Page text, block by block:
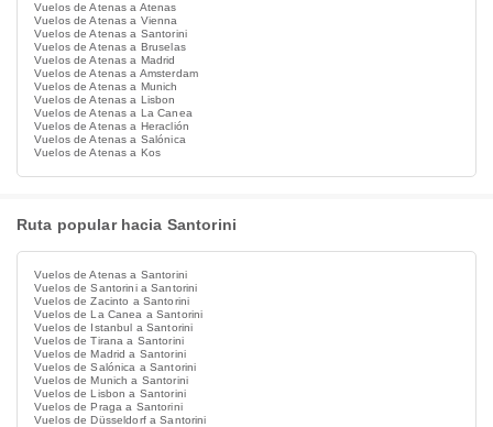
Vuelos de Atenas a Atenas
Vuelos de Atenas a Vienna
Vuelos de Atenas a Santorini
Vuelos de Atenas a Bruselas
Vuelos de Atenas a Madrid
Vuelos de Atenas a Amsterdam
Vuelos de Atenas a Munich
Vuelos de Atenas a Lisbon
Vuelos de Atenas a La Canea
Vuelos de Atenas a Heraclión
Vuelos de Atenas a Salónica
Vuelos de Atenas a Kos
Ruta popular hacia Santorini
Vuelos de Atenas a Santorini
Vuelos de Santorini a Santorini
Vuelos de Zacinto a Santorini
Vuelos de La Canea a Santorini
Vuelos de Istanbul a Santorini
Vuelos de Tirana a Santorini
Vuelos de Madrid a Santorini
Vuelos de Salónica a Santorini
Vuelos de Munich a Santorini
Vuelos de Lisbon a Santorini
Vuelos de Praga a Santorini
Vuelos de Düsseldorf a Santorini